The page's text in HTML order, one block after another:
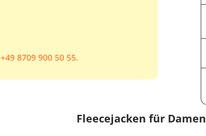
+49 8709 900 50 55.
Fleecejacken für Damen